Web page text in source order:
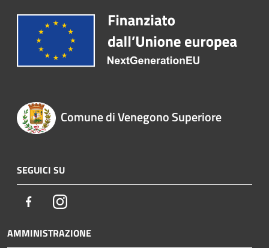
Comune di Venegono Superiore
SEGUICI SU
FacebookInstagram
AMMINISTRAZIONE